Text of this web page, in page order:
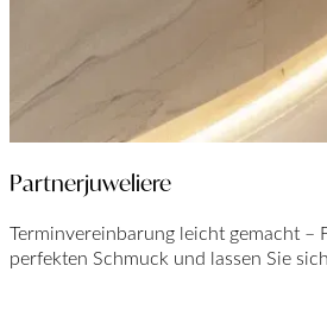
Partnerjuweliere
Terminvereinbarung leicht gemacht –
perfekten Schmuck und lassen Sie